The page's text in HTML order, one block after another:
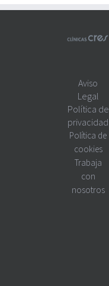
Aviso
Legal
Política de
privacidad
Política de
cookies
Trabaja
con
nosotros